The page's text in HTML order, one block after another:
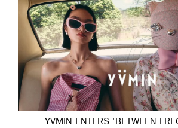
YVMIN ENTERS ‘BETWEEN